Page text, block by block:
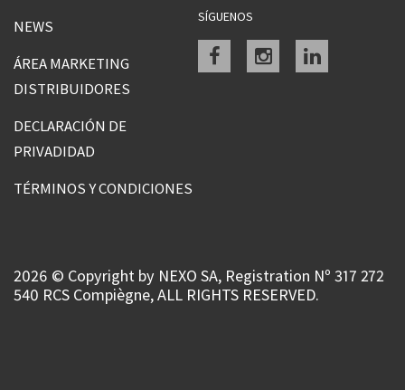
NEWS
ÁREA MARKETING
DISTRIBUIDORES
DECLARACIÓN DE
PRIVADIDAD
TÉRMINOS Y CONDICIONES
SÍGUENOS
Facebookinstagramlinkedin
2026 © Copyright by NEXO SA, Registration Nº 317 272
540 RCS Compiègne, ALL RIGHTS RESERVED.